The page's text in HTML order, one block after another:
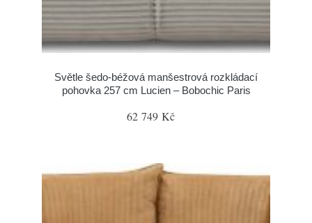
Světle šedo-béžová manšestrová rozkládací
pohovka 257 cm Lucien – Bobochic Paris
62 749 Kč